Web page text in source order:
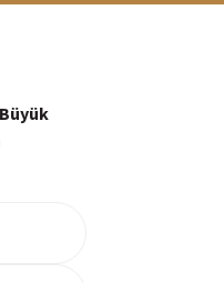
sürede hazırlanarak kargoya
odaklı ve güvenilir hizmet